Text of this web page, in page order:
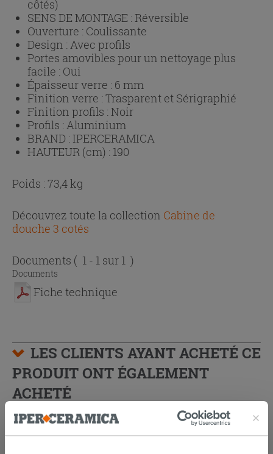
côtés)
SENS DE MONTAGE :Réversible
Ouverture : Coulissante
Design : Avec profils
Portes amovibles pour un nettoyage plus
facile : Oui
Épaisseur verre : 6 mm
Finition verre :Trasparent et Sérigraphié
Finition profils :Noir
Profils : Aluminium
BRAND : IPERCERAMICA
HAUTEUR (cm) : 190
Poids : 73,4 kg
Découvrez toute la collection Cabine de
douche 3 cotés
Documents ( 1 - 1 sur 1 )
Documents
Fiche technique
LES CLIENTS AYANT ACHETÉ CE
PRODUIT ONT ÉGALEMENT
ACHETÉ